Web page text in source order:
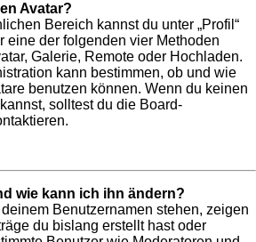
Avatar?
Bereich kannst du unter „Profil“
eine der folgenden vier Methoden
Galerie, Remote oder Hochladen.
kann bestimmen, ob und wie
benutzen können. Wenn du keinen
solltest du die Board-
wie kann ich ihn ändern?
Benutzernamen stehen, zeigen
du bislang erstellt hast oder